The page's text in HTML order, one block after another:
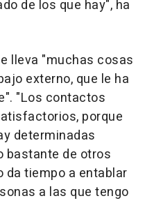
de los que hay", ha
lleva "muchas cosas
externo, que le ha
"Los contactos
porque
determinadas
bastante de otros
da tiempo a entablar
a las que tengo